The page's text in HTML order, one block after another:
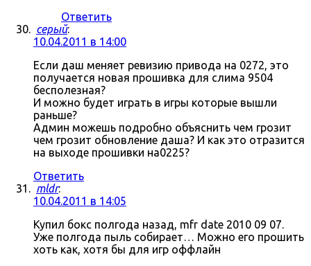
Ответить
серый:
10.04.2011 в 14:00
Если даш меняет ревизию привода на 0272, это
получается новая прошивка для слима 9504
бесполезная?
И можно будет играть в игры которые вышли
раньше?
Админ можешь подробно объяснить чем грозит
чем грозит обновление даша? И как это отразится
на выходе прошивки на0225?
Ответить
mldr:
10.04.2011 в 14:05
Купил бокс полгода назад, mfr date 2010 09 07.
Уже полгода пыль собирает… Можно его прошить
хоть как, хотя бы для игр оффлайн